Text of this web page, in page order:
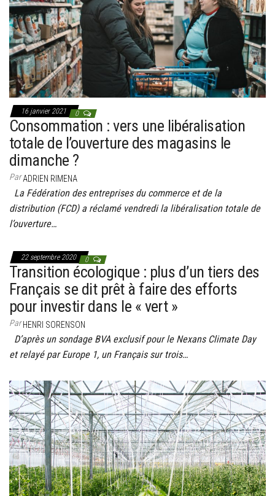
g
t
i
o
n
16 janvier 2021 0
Consommation : vers une libéralisation
totale de l’ouverture des magasins le
dimanche ?
ParADRIEN RIMENA
La Fédération des entreprises du commerce et de la
distribution (FCD) a réclamé vendredi la libéralisation totale de
l’ouverture…
22 septembre 2020 0
Transition écologique : plus d’un tiers des
Français se dit prêt à faire des efforts
pour investir dans le « vert »
ParHENRI SORENSON
D’après un sondage BVA exclusif pour le Nexans Climate Day
et relayé par Europe 1, un Français sur trois…